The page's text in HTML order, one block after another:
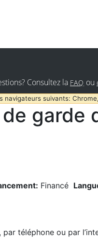
Consultez la FAQ ou
navigateurs suivants:
garde
Financé
téléphone ou par